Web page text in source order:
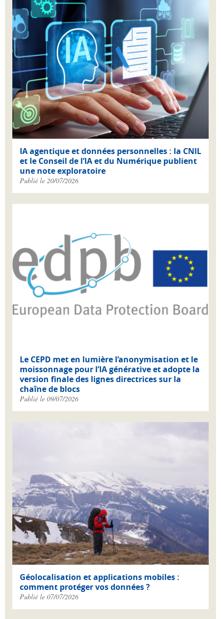
IA agentique et données personnelles : la CNIL
et le Conseil de l’IA et du Numérique publient
une note exploratoire
Publié le 20/07/2026
Le CEPD met en lumière l’anonymisation et le
moissonnage pour l’IA générative et adopte la
version finale des lignes directrices sur la
chaîne de blocs
Publié le 09/07/2026
Géolocalisation et applications mobiles :
comment protéger vos données ?
Publié le 07/07/2026